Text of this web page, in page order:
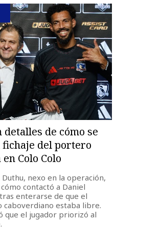
detalles de cómo se
fichaje del portero
Colo Colo
Duthu, nexo en la operación,
contactó a Daniel
enterarse de que el
caboverdiano estaba libre.
que el jugador priorizó al